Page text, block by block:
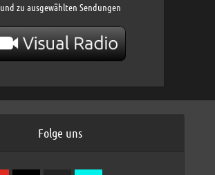
und zu ausgewählten Sendungen
Folge uns